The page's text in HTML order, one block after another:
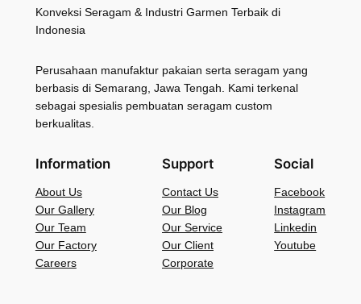
Konveksi Seragam & Industri Garmen Terbaik di
Indonesia
Perusahaan manufaktur pakaian serta seragam yang
berbasis di Semarang, Jawa Tengah. Kami terkenal
sebagai spesialis pembuatan seragam custom
berkualitas.
Information
About Us
Our Gallery
Our Team
Our Factory
Careers
Support
Contact Us
Our Blog
Our Service
Our Client
Corporate
Social
Facebook
Instagram
Linkedin
Youtube